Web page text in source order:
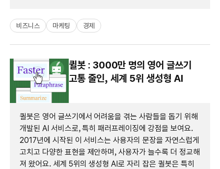
비즈니스 마케팅 경제
퀼봇 : 3000만 명의 영어 글쓰기
고통 줄인, 세계 5위 생성형 AI
퀼봇은 영어 글쓰기에서 어려움을 겪는 사람들을 돕기 위해
개발된 AI 서비스로, 특히 패러프레이징에 강점을 보여요.
2017년에 시작된 이 서비스는 사용자의 문장을 자연스럽게
고치고 다양한 표현을 제안하며, 사용자가 늘수록 더 정교해
져 왔어요. 세계 5위의 생성형 AI로 자리 잡은 퀼봇은 특히